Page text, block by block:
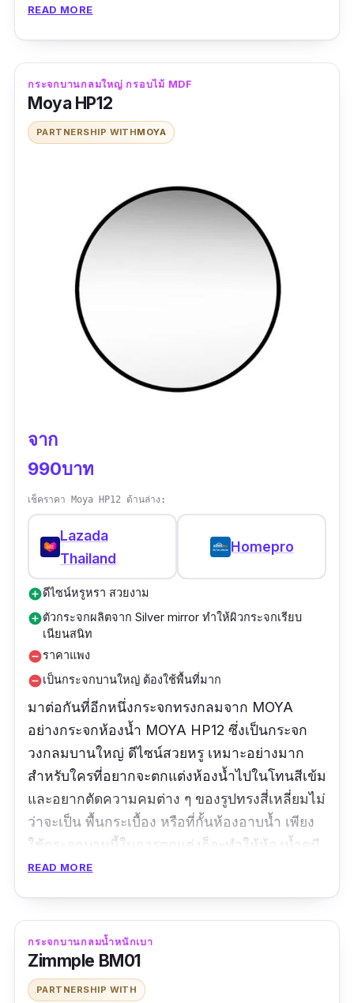
ปรอทปนเปื้อนอีกด้วย เรียกได้ว่าปลอดภัยกับทุก
คนในครอบครัวอย่างแน่นอน นอกจากนี้ตัวกรอบ
กระจกยังผลิตจากพลาสติก PS ที่มีน้ำหนักเบา แข็ง
แรง ไม่เป็นรอยง่าย สามารถทนต่อแรงกระแทกได้
ดี
READ MORE
กระจกบานกลมใหญ่ กรอบไม้ MDF
Moya HP12
PARTNERSHIP WITHMOYA
จาก
990บาท
เช็คราคา Moya HP12 ด้านล่าง:
Lazada
Thailand
Homepro
add_circleดีไซน์หรูหรา สวยงาม
add_circleตัวกระจกผลิตจาก Silver mirror ทำให้ผิวกระจกเรียบ
เนียนสนิท
remove_circleราคาแพง
remove_circleเป็นกระจกบานใหญ่ ต้องใช้พื้นที่มาก
มาต่อกันที่อีกหนึ่งกระจกทรงกลมจาก MOYA
อย่างกระจกห้องน้ำ MOYA HP12 ซึ่งเป็นกระจก
วงกลมบานใหญ่ ดีไซน์สวยหรู เหมาะอย่างมาก
สำหรับใครที่อยากจะตกแต่งห้องน้ำไปในโทนสีเข้ม
และอยากตัดความคมต่าง ๆ ของรูปทรงสี่เหลี่ยมไม่
ว่าจะเป็น พื้นกระเบื้อง หรือที่กั้นห้องอาบน้ำ เพียง
ใช้กระจกบานนี้ในการตกแต่งก็จะทำให้ห้องน้ำดูมี
ความโค้งมนมากขึ้นในทันที โดยตัวกระจก ผลิต
ความเนียนเรียบทั่วทั้งแผ่นเช่นเดียวกัน
READ MORE
กระจกบานกลมน้ำหนักเบา
Zimmple BM01
PARTNERSHIP WITH